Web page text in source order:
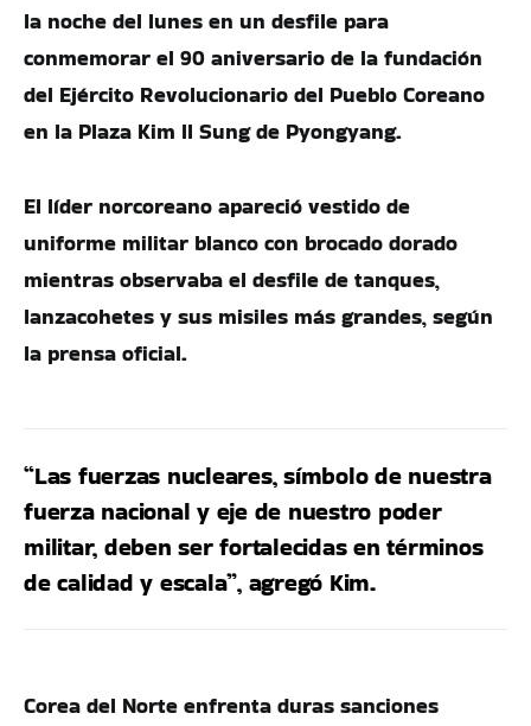
la noche del lunes en un desfile para
conmemorar el 90 aniversario de la fundación
del Ejército Revolucionario del Pueblo Coreano
en la Plaza Kim Il Sung de Pyongyang.
El líder norcoreano apareció vestido de
uniforme militar blanco con brocado dorado
mientras observaba el desfile de tanques,
lanzacohetes y sus misiles más grandes, según
la prensa oficial.
“Las fuerzas nucleares, símbolo de nuestra
fuerza nacional y eje de nuestro poder
militar, deben ser fortalecidas en términos
de calidad y escala”, agregó Kim.
Corea del Norte enfrenta duras sanciones